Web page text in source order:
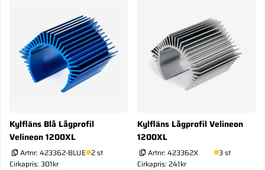
Kylfläns Blå Lågprofil
Velineon 1200XL
Artnr: 423362-BLUE 2 st
Cirkapris: 301kr
Kylfläns Lågprofil Velineon
1200XL
Artnr: 423362X
3 st
Cirkapris: 241kr